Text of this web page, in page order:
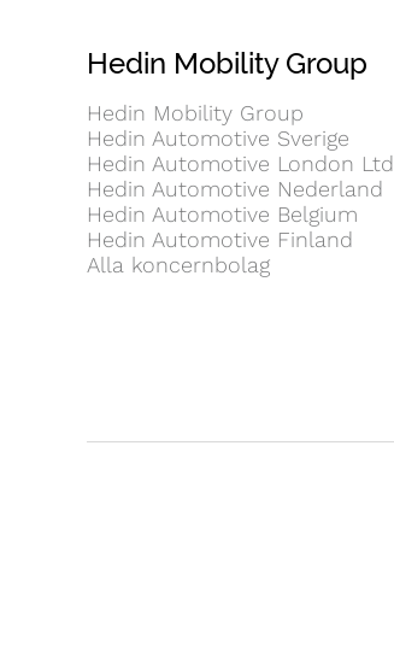
Hedin Mobility Group
Hedin Mobility Group
Hedin Automotive Sverige
Hedin Automotive London Ltd
Hedin Automotive Nederland
Hedin Automotive Belgium
Hedin Automotive Finland
Alla koncernbolag